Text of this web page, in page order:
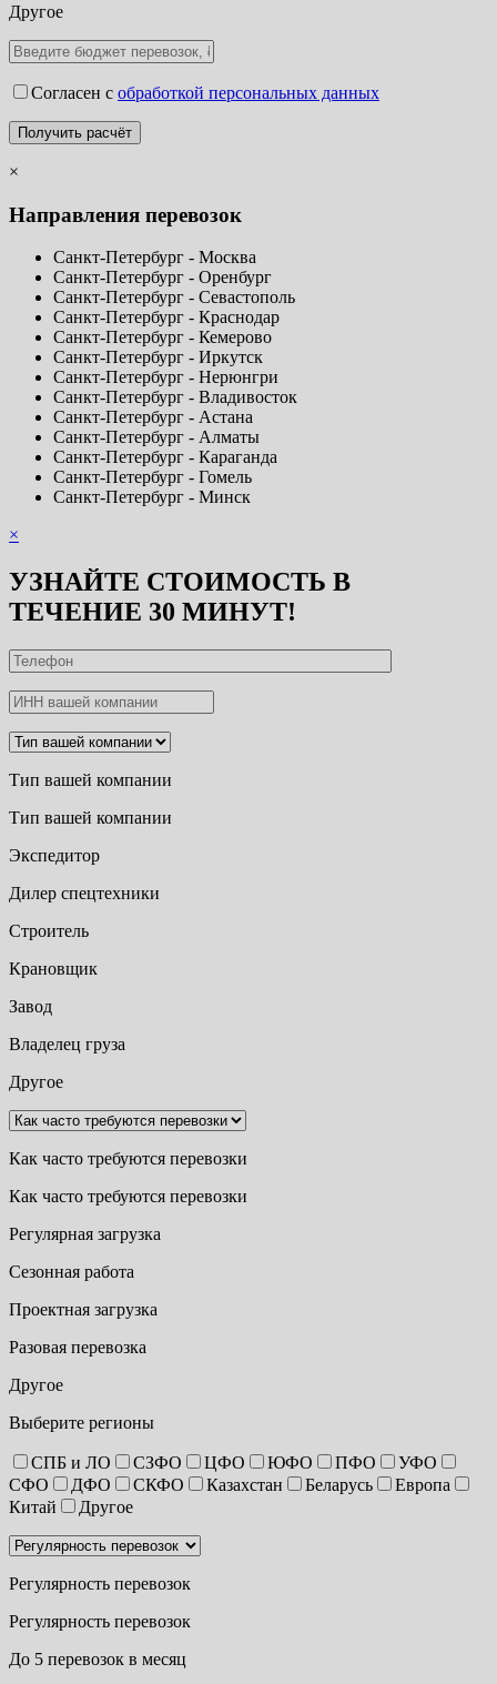
Другое
Согласен с обработкой персональных данных
×
Направления перевозок
Санкт-Петербург - Москва
Санкт-Петербург - Оренбург
Санкт-Петербург - Севастополь
Санкт-Петербург - Краснодар
Санкт-Петербург - Кемерово
Санкт-Петербург - Иркутск
Санкт-Петербург - Нерюнгри
Санкт-Петербург - Владивосток
Санкт-Петербург - Астана
Санкт-Петербург - Алматы
Санкт-Петербург - Караганда
Санкт-Петербург - Гомель
Санкт-Петербург - Минск
×
УЗНАЙТЕ СТОИМОСТЬ В
ТЕЧЕНИЕ 30 МИНУТ!
Тип вашей компании
Тип вашей компании
Экспедитор
Дилер спецтехники
Строитель
Крановщик
Завод
Владелец груза
Другое
Как часто требуются перевозки
Как часто требуются перевозки
Регулярная загрузка
Сезонная работа
Проектная загрузка
Разовая перевозка
Другое
Выберите регионы
СПБ и ЛО СЗФО ЦФО ЮФО ПФО
УФО
СФО
ДФО СКФО Казахстан Беларусь
Европа
Китай
Другое
Регулярность перевозок
Регулярность перевозок
До 5 перевозок в месяц